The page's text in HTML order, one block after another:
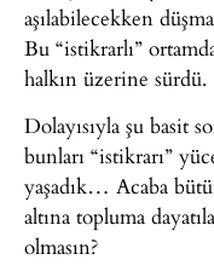
aşılabilecekken
Bu “istikrarlı”
halkın üzerine sürdü.
Dolayısıyla şu basit
bunları “istikrarı”
yaşadık… Acaba
altına topluma
olmasın?